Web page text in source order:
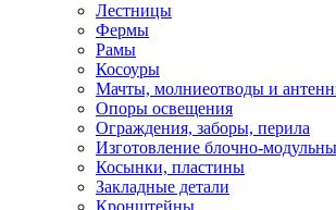
Лестницы
Фермы
Рамы
Косоуры
Мачты, молниеотводы и
Опоры освещения
Ограждения, заборы, перила
Изготовление блочно-
Косынки, пластины
Закладные детали
Кронштейны